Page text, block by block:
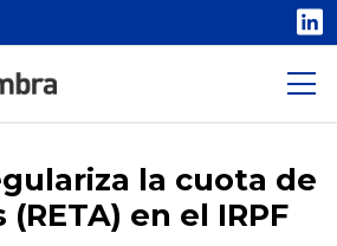
la cuota de
en el IRPF